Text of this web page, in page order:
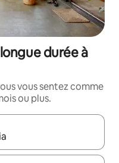
durée à
vous sentez comme
ou plus.
les flèches vers le